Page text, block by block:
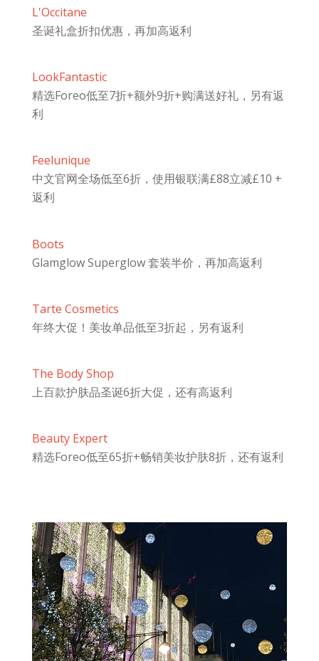
L'Occitane
圣诞礼盒折扣优惠，再加高返利
LookFantastic
精选Foreo低至7折+额外9折+购满送好礼，另有返
利
Feelunique
中文官网全场低至6折，使用银联满£88立减£10 +
返利
Boots
Glamglow Superglow 套装半价，再加高返利
Tarte Cosmetics
年终大促！美妆单品低至3折起，另有返利
The Body Shop
上百款护肤品圣诞6折大促，还有高返利
Beauty Expert
精选Foreo低至65折+畅销美妆护肤8折，还有返利